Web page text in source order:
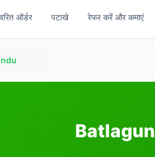
ऑर्डर पटाखे रेफर करें और कमाएं